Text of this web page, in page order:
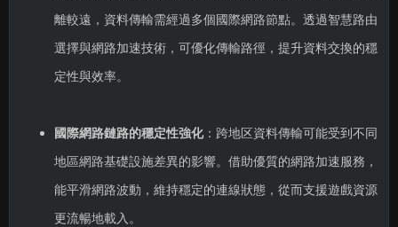
離較遠，資料傳輸需經過多個國際網路節點。透過智慧路由
選擇與網路加速技術，可優化傳輸路徑，提升資料交換的穩
定性與效率。
國際網路鏈路的穩定性強化：跨地区資料傳輸可能受到不同
地區網路基礎設施差異的影響。借助優質的網路加速服務，
能平滑網路波動，維持穩定的連線狀態，從而支援遊戲資源
更流暢地載入。